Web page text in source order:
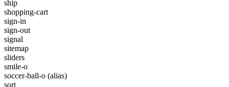
ship
shopping-cart
sign-in
sign-out
signal
sitemap
sliders
smile-o
soccer-ball-o (alias)
sort